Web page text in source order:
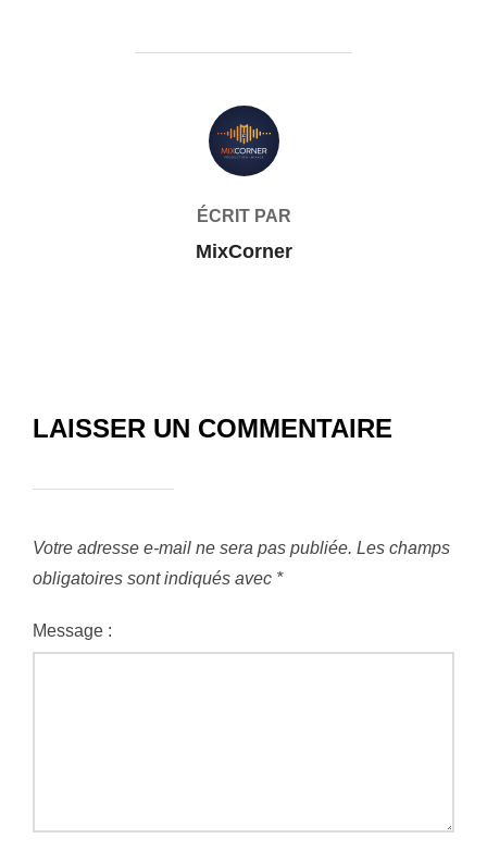
AUTEUR DE LA PUBLICATION
ÉCRIT PAR
MixCorner
LAISSER UN COMMENTAIRE
Votre adresse e-mail ne sera pas publiée. Les champs
obligatoires sont indiqués avec *
Message :